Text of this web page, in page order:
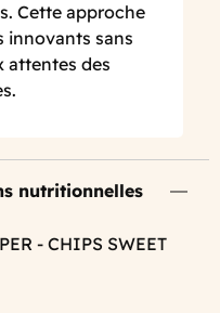
Cette approche
innovants sans
attentes des
nutritionnelles
- CHIPS SWEET